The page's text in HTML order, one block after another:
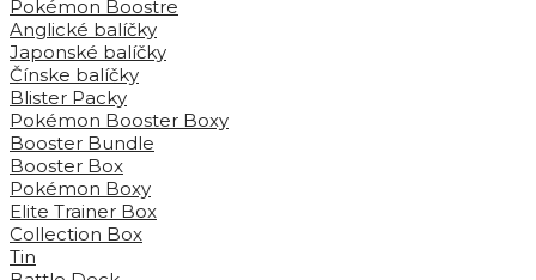
Pokémon Boostre
Anglické balíčky
Japonské balíčky
Čínske balíčky
Blister Packy
Pokémon Booster Boxy
Booster Bundle
Booster Box
Pokémon Boxy
Elite Trainer Box
Collection Box
Tin